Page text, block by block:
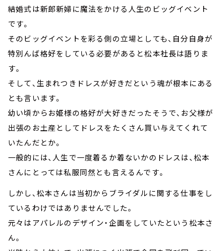
結婚式は新郎新婦に魔法をかける人生のビッグイベント
です。
そのビッグイベントを彩る側の立場としても、自分自身が
特別んば格好をしている必要があると松本社長は語りま
す。
そして、生まれつきドレスが好きだという魂が根本にある
とも言います。
幼い頃からお姫様の格好が大好きだったそうで、お父様が
出張のお土産としてドレスをたくさん買い与えてくれて
いたんだとか。
一般的には、人生で一度着るか着ないかのドレスは、松本
さんにとっては私服同然とも言えるんです。
しかし、松本さんは当初からブライダルに関する仕事をし
ているわけではありませんでした。
元々はアパレルのデザイン・企画をしていたという松本さ
ん。